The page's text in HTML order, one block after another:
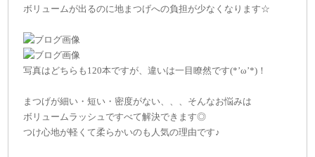
ボリュームが出るのに地まつげへの負担が少なくなります☆
写真はどちらも120本ですが、違いは一目瞭然です(*’ω’*)！
まつげが細い・短い・密度がない、、、そんなお悩みは
ボリュームラッシュですべて解決できます◎
つけ心地が軽くて柔らかいのも人気の理由です♪